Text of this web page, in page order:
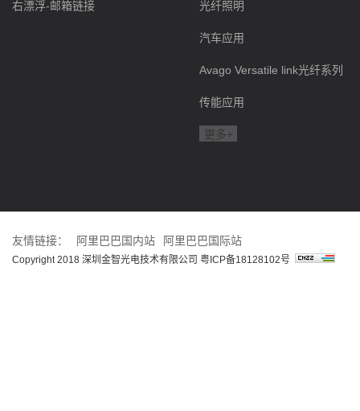
右漂浮-邮箱链接 光纤照明
汽车应用
Avago Versatile link光纤系列
传能应用
更多+
友情链接： 阿里巴巴国内站 阿里巴巴国际站
Copyright 2018 深圳金智光电技术有限公司 粤ICP备18128102号